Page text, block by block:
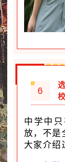
6
中学中
放，不是
大家介绍